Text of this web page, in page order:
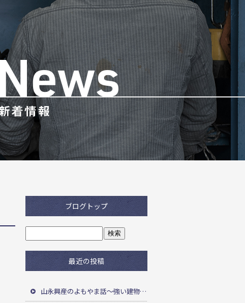
ブログトップ
最近の投稿
山永興産のよもやま話～強い建物を長く守る！～